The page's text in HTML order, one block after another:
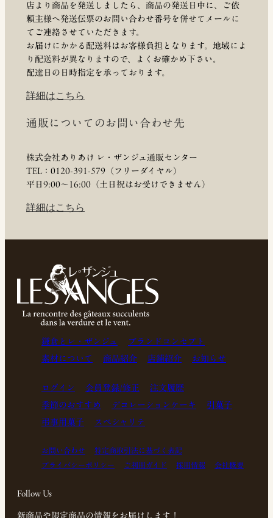
店より商品を発送しましたら、商品の発送日中に、ご依
頼主様へ発送伝票のお問い合わせ番号を併せてメールに
てご連絡させていただきます。
お届けにかかる配送料はお客様負担となります。地域によ
り配送料が異なりますので、よくお確かめ下さい。
配達日の日時指定を承っております。
詳細はこちら
通販についてのお問い合わせ先
株式会社ありあけ レ・ザンジュ通販センター
TEL：0120-391-579（フリーダイヤル）
平日9:00〜16:00（土日祝はお受けできません）
詳細はこちら
鎌倉とレ・ザンジュ
ブランドコンセプト
素材について
商品紹介 店舗紹介 お知らせ
ログイン 会員登録/修正
注文履歴
季節のおすすめ
デコレーションケーキ
引菓子
弔事用菓子
スペシャリテ
お問い合わせ
特定商取引法に基づく表記
プライバシーポリシー
ご利用ガイド 採用情報 会社概要
Follow Us
新商品や限定商品の情報をお届けします！